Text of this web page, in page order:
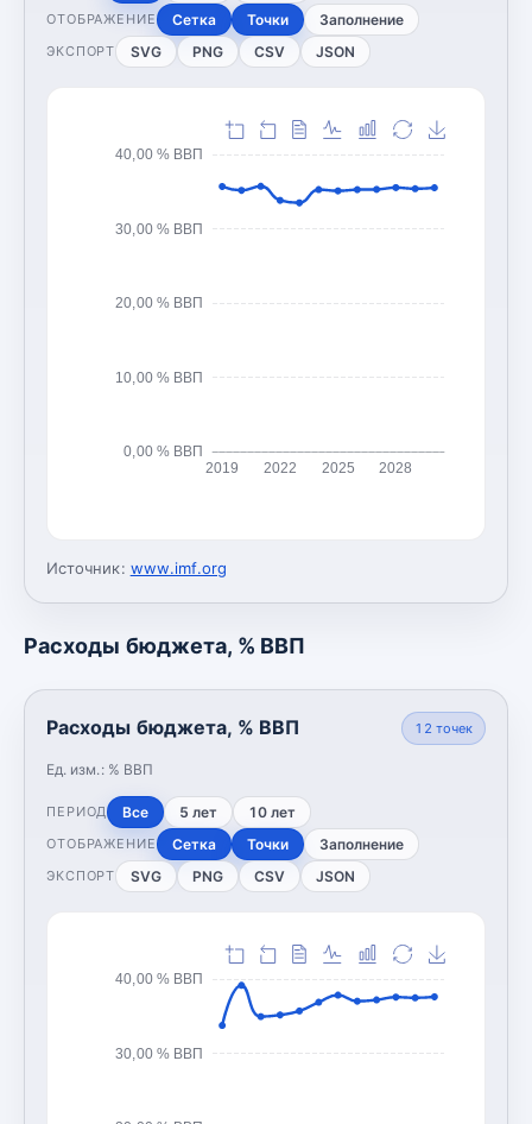
ОТОБРАЖЕНИЕ Сетка Точки Заполнение
ЭКСПОРТ SVG PNG CSV JSON
0,00 % ВВП
10,00 % ВВП
20,00 % ВВП
30,00 % ВВП
40,00 % ВВП
2019 2022 2025 2028
Источник: www.imf.org
Расходы бюджета, % ВВП
Расходы бюджета, % ВВП
Ед. изм.: % ВВП
12 точек
ПЕРИОД Все 5 лет 10 лет
ОТОБРАЖЕНИЕ Сетка Точки Заполнение
ЭКСПОРТ SVG PNG CSV JSON
30,00 % ВВП
40,00 % ВВП